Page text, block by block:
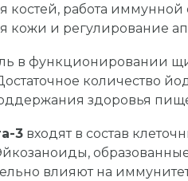
костей, работа
кожи и регулирование
в функционировании
количество
здоровья
3 входят в состав
Эйкозаноиды,
влияют на